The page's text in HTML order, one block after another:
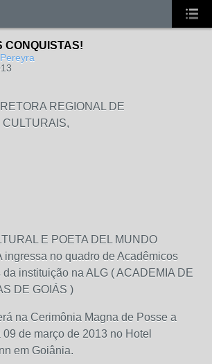
CONQUISTAS!
REGIONAL DE
E POETA DEL MUNDO
ingressa no quadro de Acadêmicos
instituição na ALG ( ACADEMIA DE
DE GOIÁS )
na Cerimônia Magna de Posse a
de março de 2013 no Hotel
em Goiânia.